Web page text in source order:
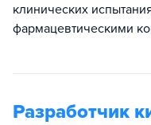
клинических
фармацевтическими
Разработчик